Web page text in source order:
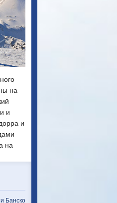
на
и
и
на
Банско